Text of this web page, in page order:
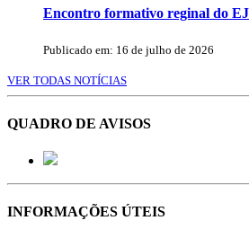
Encontro formativo reginal do
Publicado em: 16 de julho de 2026
VER TODAS NOTÍCIAS
QUADRO DE AVISOS
INFORMAÇÕES ÚTEIS